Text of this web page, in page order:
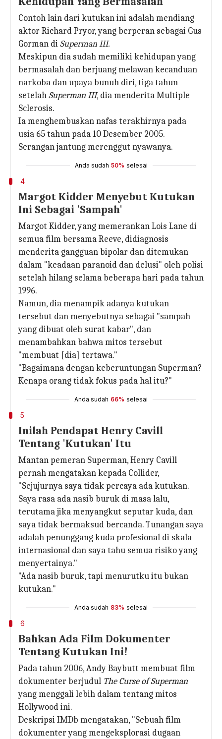
Contoh lain dari kutukan ini adalah mendiang
aktor Richard Pryor, yang berperan sebagai Gus
Gorman diSuperman III.
Meskipun dia sudah memiliki kehidupan yang
bermasalah dan berjuang melawan kecanduan
narkoba dan upaya bunuh diri, tiga tahun
setelahSuperman III, dia menderita Multiple
Sclerosis.
Ia menghembuskan nafas terakhirnya pada
usia 65 tahun pada 10 Desember 2005.
Serangan jantung merenggut nyawanya.
Anda sudah 50% selesai
4
Margot Kidder Menyebut Kutukan
Ini Sebagai 'Sampah'
Margot Kidder, yang memerankan Lois Lane di
semua film bersama Reeve, didiagnosis
menderita gangguan bipolar dan ditemukan
dalam "keadaan paranoid dan delusi" oleh polisi
setelah hilang selama beberapa hari pada tahun
1996.
Namun, dia menampik adanya kutukan
tersebut dan menyebutnya sebagai "sampah
yang dibuat oleh surat kabar", dan
menambahkan bahwa mitos tersebut
"membuat [dia] tertawa."
"Bagaimana dengan keberuntungan Superman?
Kenapa orang tidak fokus pada hal itu?"
Anda sudah 66% selesai
5
Inilah Pendapat Henry Cavill
Tentang 'Kutukan' Itu
Mantan pemeran Superman, Henry Cavill
pernah mengatakan kepada Collider,
"Sejujurnya saya tidak percaya ada kutukan.
Saya rasa ada nasib buruk di masa lalu,
terutama jika menyangkut seputar kuda, dan
saya tidak bermaksud bercanda. Tunangan saya
adalah penunggang kuda profesional di skala
internasional dan saya tahu semua risiko yang
menyertainya."
"Ada nasib buruk, tapi menurutku itu bukan
kutukan."
Anda sudah 83% selesai
6
Bahkan Ada Film Dokumenter
Tentang Kutukan Ini!
Pada tahun 2006, Andy Baybutt membuat film
dokumenter berjudul The Curse of Superman
yang menggali lebih dalam tentang mitos
Hollywood ini.
Deskripsi IMDb mengatakan, "Sebuah film
dokumenter yang mengeksplorasi dugaan